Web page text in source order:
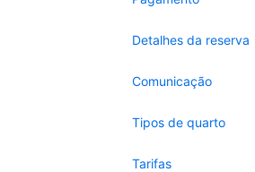
Detalhes da reserva
Comunicação
Tipos de quarto
Tarifas